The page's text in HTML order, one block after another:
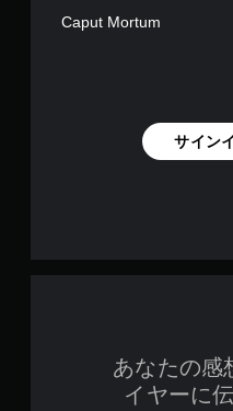
Caput Mortum
サイン
あなたの感
イヤーに